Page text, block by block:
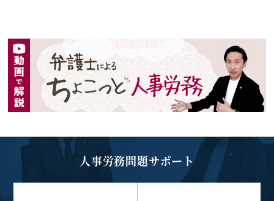
人事労務問題サポート